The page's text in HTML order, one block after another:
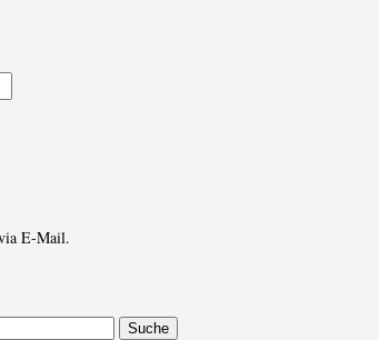
E-Mail.